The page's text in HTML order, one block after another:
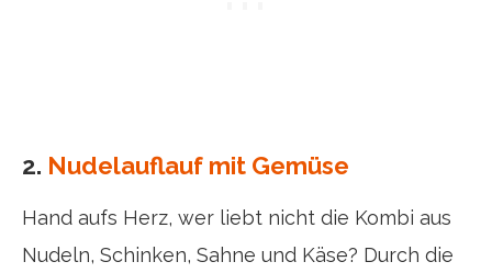
2. Nudelauflauf mit Gemüse
Hand aufs Herz, wer liebt nicht die Kombi aus
Nudeln, Schinken, Sahne und Käse? Durch die